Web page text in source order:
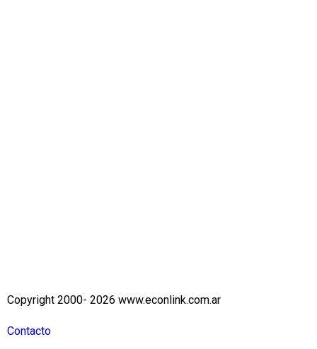
Copyright 2000- 2026 www.econlink.com.ar
Contacto